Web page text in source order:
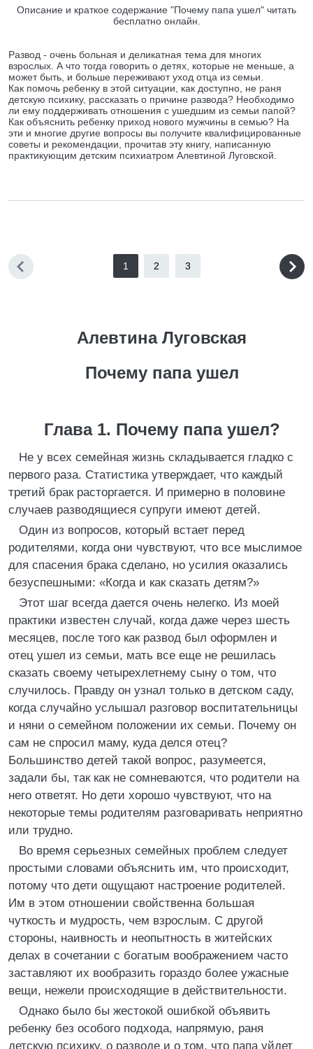
Описание и краткое содержание "Почему папа ушел" читать
бесплатно онлайн.
Развод - очень больная и деликатная тема для многих
взрослых. А что тогда говорить о детях, которые не меньше, а
может быть, и больше переживают уход отца из семьи.
Как помочь ребенку в этой ситуации, как доступно, не раня
детскую психику, рассказать о причине развода? Необходимо
ли ему поддерживать отношения с ушедшим из семьи папой?
Как объяснить ребенку приход нового мужчины в семью? На
эти и многие другие вопросы вы получите квалифицированные
советы и рекомендации, прочитав эту книгу, написанную
практикующим детским психиатром Алевтиной Луговской.
1 2 3
Алевтина Луговская
Почему папа ушел
Глава 1. Почему папа ушел?
Не у всех семейная жизнь складывается гладко с
первого раза. Статистика утверждает, что каждый
третий брак расторгается. И примерно в половине
случаев разводящиеся супруги имеют детей.
Один из вопросов, который встает перед
родителями, когда они чувствуют, что все мыслимое
для спасения брака сделано, но усилия оказались
безуспешными: «Когда и как сказать детям?»
Этот шаг всегда дается очень нелегко. Из моей
практики известен случай, когда даже через шесть
месяцев, после того как развод был оформлен и
отец ушел из семьи, мать все еще не решилась
сказать своему четырехлетнему сыну о том, что
случилось. Правду он узнал только в детском саду,
когда случайно услышал разговор воспитательницы
и няни о семейном положении их семьи. Почему он
сам не спросил маму, куда делся отец?
Большинство детей такой вопрос, разумеется,
задали бы, так как не сомневаются, что родители на
него ответят. Но дети хорошо чувствуют, что на
некоторые темы родителям разговаривать неприятно
или трудно.
Во время серьезных семейных проблем следует
простыми словами объяснить им, что происходит,
потому что дети ощущают настроение родителей.
Им в этом отношении свойственна большая
чуткость и мудрость, чем взрослым. С другой
стороны, наивность и неопытность в житейских
делах в сочетании с богатым воображением часто
заставляют их вообразить гораздо более ужасные
вещи, нежели происходящие в действительности.
Однако было бы жестокой ошибкой объявить
ребенку без особого подхода, напрямую, раня
детскую психику, о разводе и о том, что папа уйдет